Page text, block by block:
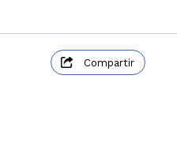
Compartir